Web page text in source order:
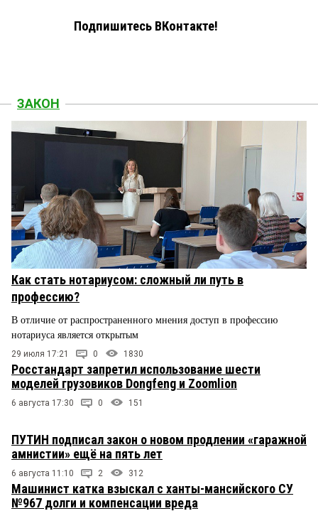
Подпишитесь ВКонтакте!
ЗАКОН
Как стать нотариусом: сложный ли путь в
профессию?
В отличие от распространенного мнения доступ в профессию
нотариуса является открытым
29 июля 17:21 0 1830
Росстандарт запретил использование шести
моделей грузовиков Dongfeng и Zoomlion
6 августа 17:30 0 151
ПУТИН подписал закон о новом продлении «гаражной
амнистии» ещё на пять лет
6 августа 11:10 2 312
Машинист катка взыскал с ханты-мансийского СУ
№967 долги и компенсации вреда